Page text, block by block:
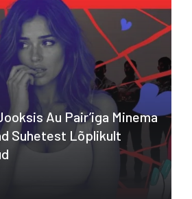
Au Pair’iga Minema
Suhetest Lõplikult